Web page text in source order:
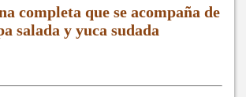
completa que se acompaña de
salada y yuca sudada